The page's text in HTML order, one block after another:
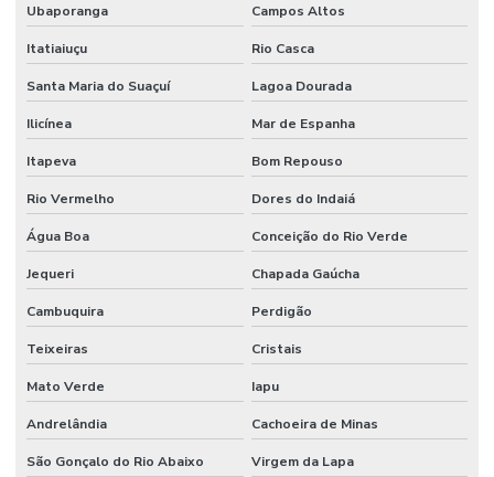
Ubaporanga Campos Altos
Itatiaiuçu Rio Casca
Santa Maria do Suaçuí Lagoa Dourada
Ilicínea Mar de Espanha
Itapeva Bom Repouso
Rio Vermelho Dores do Indaiá
Água Boa Conceição do Rio Verde
Jequeri Chapada Gaúcha
Cambuquira Perdigão
Teixeiras Cristais
Mato Verde Iapu
Andrelândia Cachoeira de Minas
São Gonçalo do Rio Abaixo Virgem da Lapa